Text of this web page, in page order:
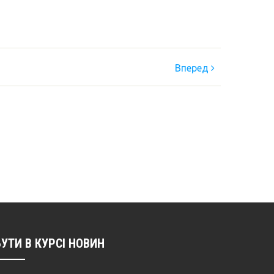
Вперед
В КУРСІ НОВИН